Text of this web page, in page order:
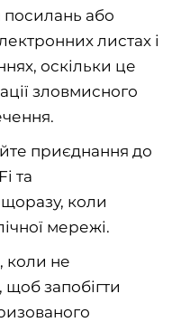
посилань або
листах і
оскільки це
зловмисного
приєднання до
та
коли
мережі.
коли не
щоб запобігти